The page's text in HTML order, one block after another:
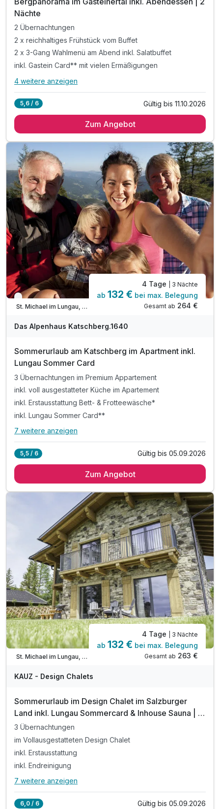
Nächte
2 Übernachtungen
2 x reichhaltiges Frühstück vom Buffet
2 x 3-Gang Wahlmenü am Abend inkl. Salatbuffet
inkl. Gastein Card** mit vielen Ermäßigungen
Alle Inklusivleistungen
2 x reichhaltiges Frühstück vom Buffet
inkl. Gastein Card** mit vielen Ermäßigungen
inkl. Wanderkarte von der Region Gasteinertal
inkl. Parkplatz & WLAN Nutzung im ganzen Haus
Tipp: Erkundung der Burg Klammstein
Tipp: Erkundung der Schauhöhle Entrische Kirche
4 weitere anzeigen
5,6 / 6 Gültig bis 11.10.2026
Zum Angebot
Nur noch bis September
St. Michael im Lungau, Lungau
4 Tage | 3 Nächte
ab 132 € bei max. Belegung
Gesamt ab 264 €
Das Alpenhaus Katschberg.1640
Sommerurlaub am Katschberg im Apartment inkl.
Lungau Sommer Card
3 Übernachtungen im Premium Appartement
inkl. voll ausgestatteter Küche im Apartement
inkl. Erstausstattung Bett- & Frotteewäsche*
inkl. Lungau Sommer Card**
Alle Inklusivleistungen
inkl. voll ausgestatteter Küche im Apartement
inkl. Lungau Sommer Card**
inkl. Endreinigung
inkl. Nutzung des 600 m² ALPEN.VEDA.SPA
inkl. Indoor-Pool, Saunen & Eisbecken
inkl. 120 m² Kinderspielzimmer*
inkl. 120 m² Kinderspielzimmer**
inkl. TV im Apartment
inkl. W-LAN im gesamten Haus
7 weitere anzeigen
5,5 / 6 Gültig bis 05.09.2026
Zum Angebot
St. Michael im Lungau, Lungau
4 Tage | 3 Nächte
ab 132 € bei max. Belegung
Gesamt ab 263 €
KAUZ - Design Chalets
Sommerurlaub im Design Chalet im Salzburger
Land inkl. Lungau Sommercard & Inhouse Sauna | 4
Tage
3 Übernachtungen
im Vollausgestatteten Design Chalet
inkl. Erstausstattung
inkl. Endreinigung
Alle Inklusivleistungen
7 weitere anzeigen
6,0 / 6 Gültig bis 05.09.2026